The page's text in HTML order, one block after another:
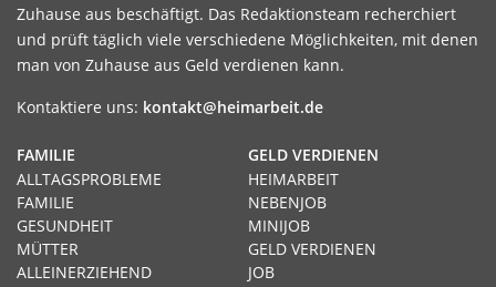
Zuhause aus beschäftigt. Das Redaktionsteam recherchiert
und prüft täglich viele verschiedene Möglichkeiten, mit denen
man von Zuhause aus Geld verdienen kann.
Kontaktiere uns: kontakt@heimarbeit.de
GELD VERDIENEN
HEIMARBEIT
NEBENJOB
MINIJOB
GELD VERDIENEN
JOB
FAMILIE
ALLTAGSPROBLEME
FAMILIE
GESUNDHEIT
MÜTTER
ALLEINERZIEHEND